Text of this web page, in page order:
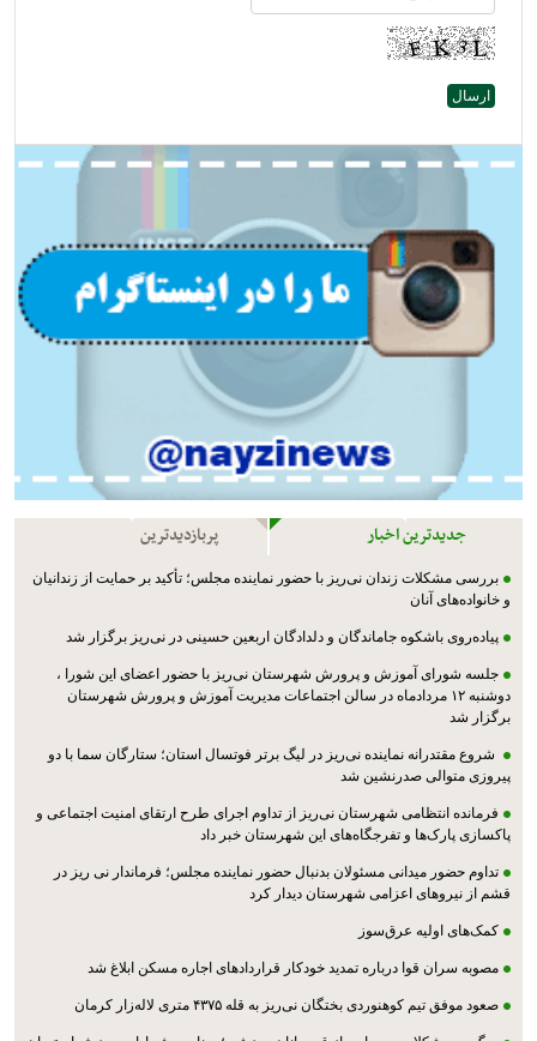
جدیدترین اخبار پربازدیدترین
بررسی مشکلات زندان نی‌ریز با حضور نماینده مجلس؛ تأکید بر حمایت از زندانیان
و خانواده‌های آنان
پیاده‌روی باشکوه جاماندگان و دلدادگان اربعین حسینی در نی‌ریز برگزار شد
جلسه شورای آموزش و پرورش شهرستان نی‌ریز با حضور اعضای این شورا ،
دوشنبه ۱۲ مردادماه در سالن اجتماعات مدیریت آموزش و پرورش شهرستان
برگزار شد
شروع مقتدرانه نماینده نی‌ریز در لیگ برتر فوتسال استان؛ ستارگان سما با دو
پیروزی متوالی صدرنشین شد
فرمانده انتظامی شهرستان نی‌ریز از تداوم اجرای طرح ارتقای امنیت اجتماعی و
پاکسازی پارک‌ها و تفرجگاه‌های این شهرستان خبر داد
تداوم حضور میدانی مسئولان بدنبال حضور نماینده مجلس؛ فرماندار نی ریز در
قشم از نیروهای اعزامی شهرستان دیدار کرد
کمک‌های اولیه عرق‌سوز
مصوبه سران قوا درباره تمدید خودکار قراردادهای اجاره مسکن ابلاغ شد
صعود موفق تیم کوهنوردی بختگان نی‌ریز به قله ۴۳۷۵ متری لاله‌زار کرمان